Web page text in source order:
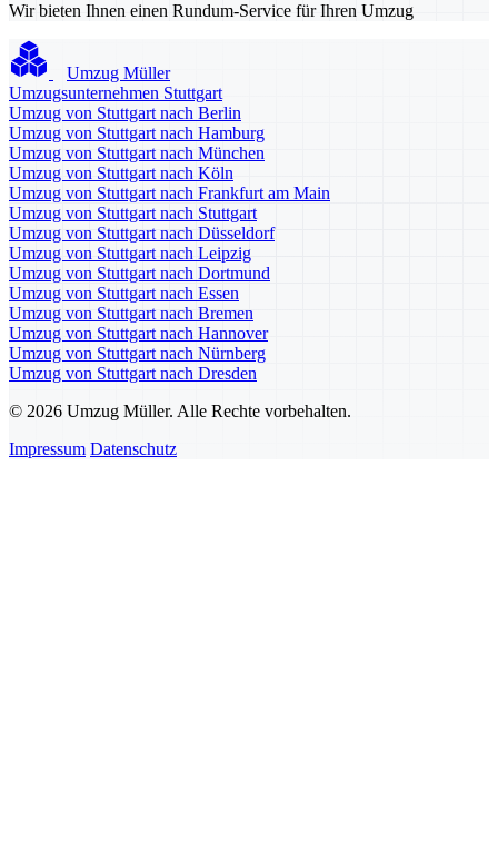
Wir bieten Ihnen einen Rundum-Service für Ihren Umzug
Umzug Müller
Umzugsunternehmen Stuttgart
Umzug von Stuttgart nach Berlin
Umzug von Stuttgart nach Hamburg
Umzug von Stuttgart nach München
Umzug von Stuttgart nach Köln
Umzug von Stuttgart nach Frankfurt am Main
Umzug von Stuttgart nach Stuttgart
Umzug von Stuttgart nach Düsseldorf
Umzug von Stuttgart nach Leipzig
Umzug von Stuttgart nach Dortmund
Umzug von Stuttgart nach Essen
Umzug von Stuttgart nach Bremen
Umzug von Stuttgart nach Hannover
Umzug von Stuttgart nach Nürnberg
Umzug von Stuttgart nach Dresden
© 2026 Umzug Müller. Alle Rechte vorbehalten.
Impressum Datenschutz